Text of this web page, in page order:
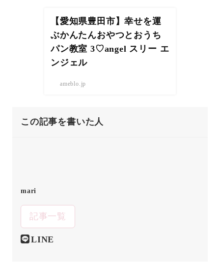
【愛知県豊田市】幸せを運
ぶかんたんおやつとおうち
パン教室 3♡angel スリー エ
ンジェル
ameblo.jp
この記事を書いた人
mari
記事一覧
LINE